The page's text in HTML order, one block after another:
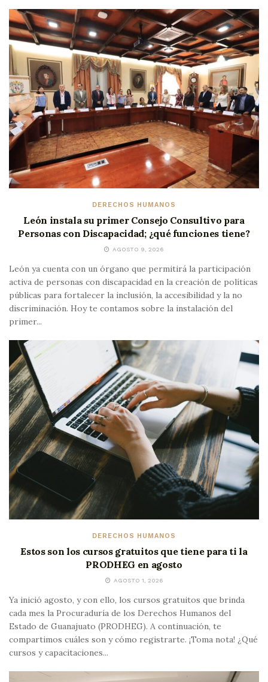
DERECHOS HUMANOS
León instala su primer Consejo Consultivo para
Personas con Discapacidad; ¿qué funciones tiene?
AGOSTO 9, 2026
León ya cuenta con un órgano que permitirá la participación
activa de personas con discapacidad en la creación de políticas
públicas para fortalecer la inclusión, la accesibilidad y la no
discriminación. Hoy te contamos sobre la instalación del
primer...
DERECHOS HUMANOS
Estos son los cursos gratuitos que tiene para ti la
PRODHEG en agosto
AGOSTO 1, 2026
Ya inició agosto, y con ello, los cursos gratuitos que brinda
cada mes la Procuraduría de los Derechos Humanos del
Estado de Guanajuato (PRODHEG). A continuación, te
compartimos cuáles son y cómo registrarte. ¡Toma nota! ¿Qué
cursos y capacitaciones...